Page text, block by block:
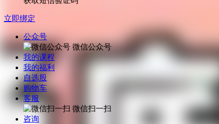
立即绑定
公众号
微信公众号
我的课程
我的福利
自选股
购物车
客服
微信扫一扫
咨询